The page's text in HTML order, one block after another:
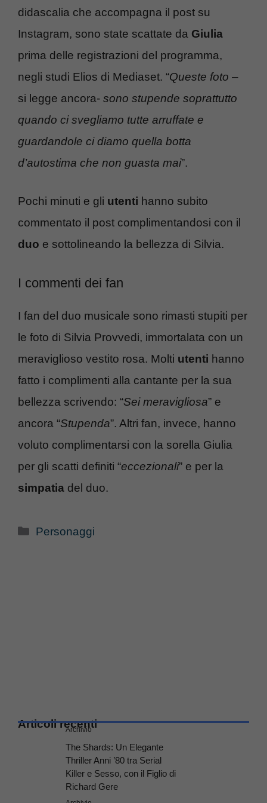
didascalia che accompagna il post su
Instagram, sono state scattate da Giulia
prima delle registrazioni del programma,
negli studi Elios di Mediaset. “Queste foto –
si legge ancora- sono stupende soprattutto
quando ci svegliamo tutte arruffate e
guardandole ci diamo quella botta
d’autostima che non guasta mai”.
Pochi minuti e gli utenti hanno subito
commentato il post complimentandosi con il
duo e sottolineando la bellezza di Silvia.
I commenti dei fan
I fan del duo musicale sono rimasti stupiti per
le foto di Silvia Provvedi, immortalata con un
meraviglioso vestito rosa. Molti utenti hanno
fatto i complimenti alla cantante per la sua
bellezza scrivendo: “Sei meravigliosa” e
ancora “Stupenda”. Altri fan, invece, hanno
voluto complimentarsi con la sorella Giulia
per gli scatti definiti “eccezionali” e per la
simpatia del duo.
Categorie
Personaggi
Articoli recenti
Archivio
The Shards: Un Elegante
Thriller Anni ’80 tra Serial
Killer e Sesso, con il Figlio di
Richard Gere